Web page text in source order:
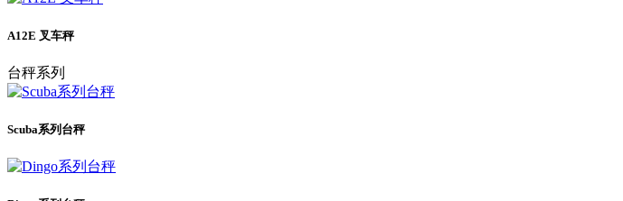
A12E 叉车秤
台秤系列
Scuba系列台秤